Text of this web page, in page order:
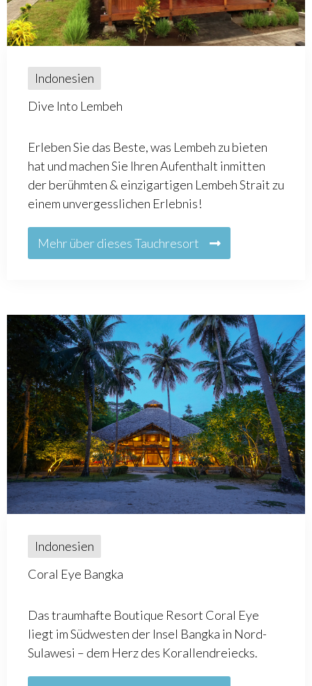
Indonesien
Dive Into Lembeh
Erleben Sie das Beste, was Lembeh zu bieten
hat und machen Sie Ihren Aufenthalt inmitten
der berühmten & einzigartigen Lembeh Strait zu
einem unvergesslichen Erlebnis!
Mehr über dieses Tauchresort
Indonesien
Coral Eye Bangka
Das traumhafte Boutique Resort Coral Eye
liegt im Südwesten der Insel Bangka in Nord-
Sulawesi – dem Herz des Korallendreiecks.